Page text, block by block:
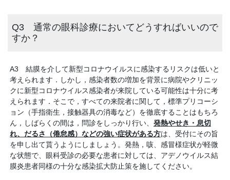
Q3 通常の眼科診療においてどうすればいいので
すか？
A3 結膜を介して新型コロナウイルスに感染するリスクは低いと
考えられます．しかし，感染者数の増加を背景に病院やクリニッ
クに新型コロナウイルス感染者が来院している可能性は十分に考
えられます．そこで，すべての来院者に関して，標準プリコーシ
ョン（手指衛生，接触器具の消毒など）を徹底することはもちろ
ん，しばらくの間は，問診をしっかり行い、 発熱やせき・息切
れ、だるさ（倦怠感）などの強い症状がある方は、受付にその旨
を申し出て貰うようにしましょう。発熱，咳、感冒様症状が軽微
な状態で、眼科受診の必要な患者に対しては、アデノウイルス結
膜炎患者同様の十分な感染拡大防止策を施してください。